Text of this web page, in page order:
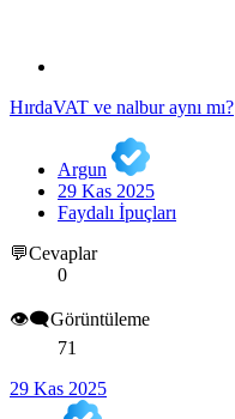
HırdaVAT ve nalbur aynı mı?
Argun
29 Kas 2025
Faydalı İpuçları
💬Cevaplar
0
👁️‍🗨️Görüntüleme
71
29 Kas 2025